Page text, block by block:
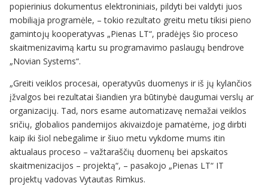
popierinius dokumentus elektroniniais, pildyti bei valdyti juos
mobiliąja programėle, – tokio rezultato greitu metu tikisi pieno
gamintojų kooperatyvas „Pienas LT“, pradėjęs šio proceso
skaitmenizavimą kartu su programavimo paslaugų bendrove
„Novian Systems“.
„Greiti veiklos procesai, operatyvūs duomenys ir iš jų kylančios
įžvalgos bei rezultatai šiandien yra būtinybė daugumai verslų ar
organizacijų. Tad, nors esame automatizavę nemažai veiklos
sričių, globalios pandemijos akivaizdoje pamatėme, jog dirbti
kaip iki šiol nebegalime ir šiuo metu vykdome mums itin
aktualaus proceso – važtaraščių duomenų bei apskaitos
skaitmenizacijos – projektą“, – pasakojo „Pienas LT“ IT
projektų vadovas Vytautas Rimkus.